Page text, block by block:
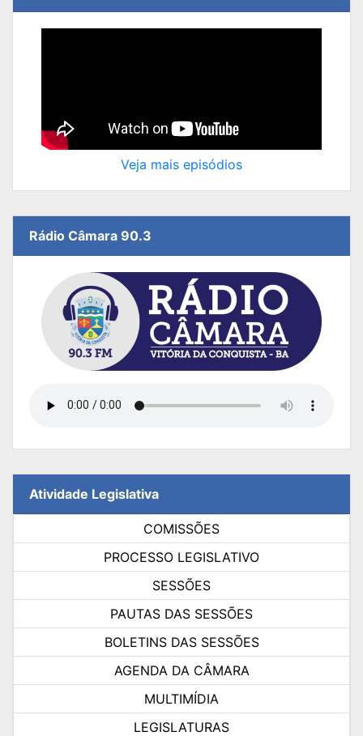
Veja mais episódios
Rádio Câmara 90.3
Atividade Legislativa
COMISSÕES
PROCESSO LEGISLATIVO
SESSÕES
PAUTAS DAS SESSÕES
BOLETINS DAS SESSÕES
AGENDA DA CÂMARA
MULTIMÍDIA
LEGISLATURAS